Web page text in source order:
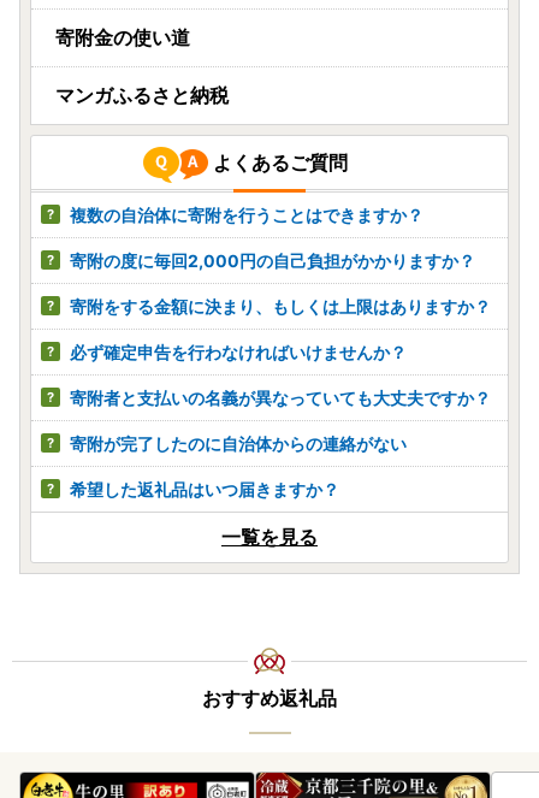
寄附金の使い道
マンガふるさと納税
よくあるご質問
複数の自治体に寄附を行うことはできますか？
寄附の度に毎回2,000円の自己負担がかかりますか？
寄附をする金額に決まり、もしくは上限はありますか？
必ず確定申告を行わなければいけませんか？
寄附者と支払いの名義が異なっていても大丈夫ですか？
寄附が完了したのに自治体からの連絡がない
希望した返礼品はいつ届きますか？
一覧を見る
おすすめ返礼品